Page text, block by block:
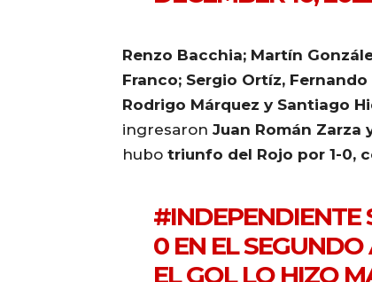
Renzo Bacchia; Martín
Franco; Sergio Ortíz,
Rodrigo Márquez y Santiago
ingresaron Juan Román Zarza
hubo triunfo del Rojo por 1-0,
#INDEPENDIENTE
0 EN EL
EL GOL LO HIZO